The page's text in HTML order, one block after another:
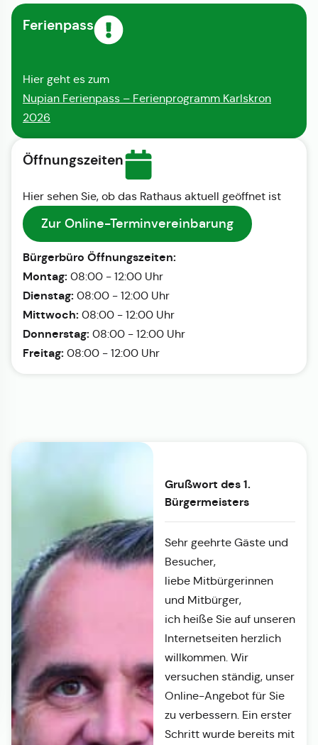
Ferienpass
Hier geht es zum
Nupian Ferienpass – Ferienprogramm Karlskron
2026
Öffnungszeiten
Hier sehen Sie, ob das Rathaus aktuell geöffnet ist
Zur Online-Terminvereinbarung
Bürgerbüro Öffnungszeiten:
Montag: 08:00 - 12:00 Uhr
Dienstag: 08:00 - 12:00 Uhr
Mittwoch: 08:00 - 12:00 Uhr
Donnerstag: 08:00 - 12:00 Uhr
Freitag: 08:00 - 12:00 Uhr
Grußwort des 1.
Bürgermeisters
Sehr geehrte Gäste und
Besucher,
liebe Mitbürgerinnen
und Mitbürger,
ich heiße Sie auf unseren
Internetseiten herzlich
willkommen. Wir
versuchen ständig, unser
Online-Angebot für Sie
zu verbessern. Ein erster
Schritt wurde bereits mit